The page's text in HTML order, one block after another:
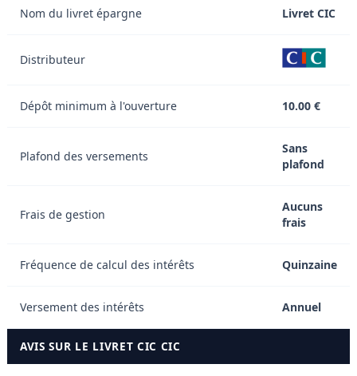
Nom du livret épargne Livret CIC
Distributeur
Dépôt minimum à l'ouverture 10.00 €
Plafond des versements
Sans
plafond
Frais de gestion
Aucuns
frais
Fréquence de calcul des intérêts Quinzaine
Versement des intérêts Annuel
AVIS SUR LE LIVRET CIC CIC